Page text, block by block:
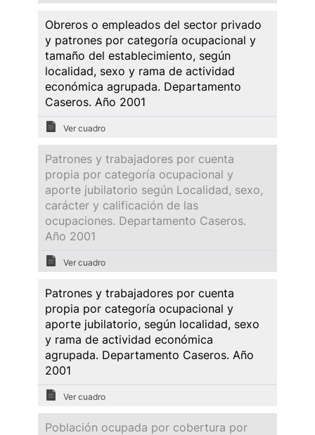
Obreros o empleados del sector privado
y patrones por categoría ocupacional y
tamaño del establecimiento, según
localidad, sexo y rama de actividad
económica agrupada. Departamento
Caseros. Año 2001
Ver cuadro
Patrones y trabajadores por cuenta
propia por categoría ocupacional y
aporte jubilatorio según Localidad, sexo,
carácter y calificación de las
ocupaciones. Departamento Caseros.
Año 2001
Ver cuadro
Patrones y trabajadores por cuenta
propia por categoría ocupacional y
aporte jubilatorio, según localidad, sexo
y rama de actividad económica
agrupada. Departamento Caseros. Año
2001
Ver cuadro
Población ocupada por cobertura por